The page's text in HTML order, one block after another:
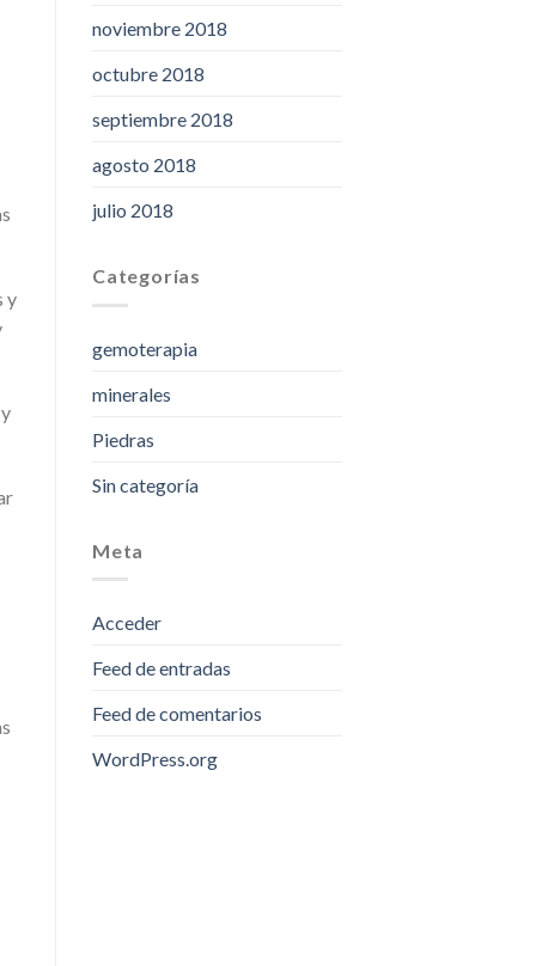
y
noviembre 2018
octubre 2018
septiembre 2018
agosto 2018
julio 2018
Categorías
gemoterapia
minerales
Piedras
Sin categoría
Meta
Acceder
Feed de entradas
Feed de comentarios
WordPress.org